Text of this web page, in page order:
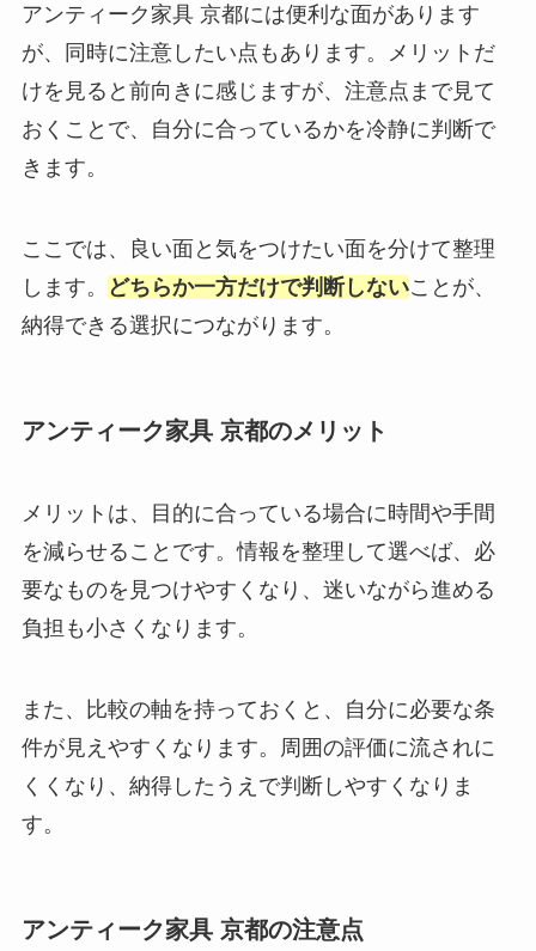
アンティーク家具 京都には便利な面があります
が、同時に注意したい点もあります。メリットだ
けを見ると前向きに感じますが、注意点まで見て
おくことで、自分に合っているかを冷静に判断で
きます。
ここでは、良い面と気をつけたい面を分けて整理
します。
どちらか一方だけで判断しないことが、
納得できる選択につながります。
アンティーク家具 京都のメリット
メリットは、目的に合っている場合に時間や手間
を減らせることです。情報を整理して選べば、必
要なものを見つけやすくなり、迷いながら進める
負担も小さくなります。
また、比較の軸を持っておくと、自分に必要な条
件が見えやすくなります。周囲の評価に流されに
くくなり、納得したうえで判断しやすくなりま
す。
アンティーク家具 京都の注意点